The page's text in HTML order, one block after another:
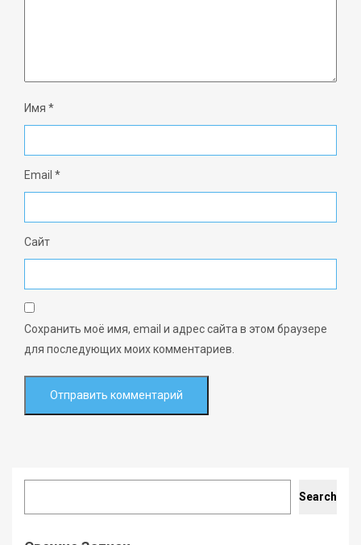
Имя *
Email *
Сайт
Сохранить моё имя, email и адрес сайта в этом браузере
для последующих моих комментариев.
Search